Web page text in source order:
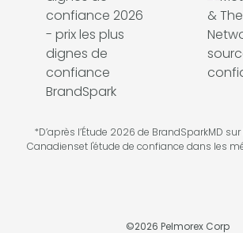
*D’après l’Étude 2026 de BrandSparkMD
Canadienset l'étude de confiance dans les
©2026 Pelmorex Corp